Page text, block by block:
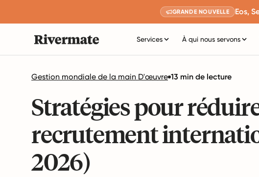
GRANDE NOUVELLE Eos,
Services À qui nous servons
Gestion mondiale de la main D'œuvre 13 min de lecture
Stratégies pour
recrutement
2026)